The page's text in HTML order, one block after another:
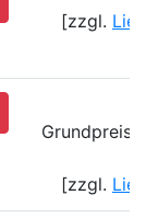
[zzgl.
Grundpreis:
[zzgl.